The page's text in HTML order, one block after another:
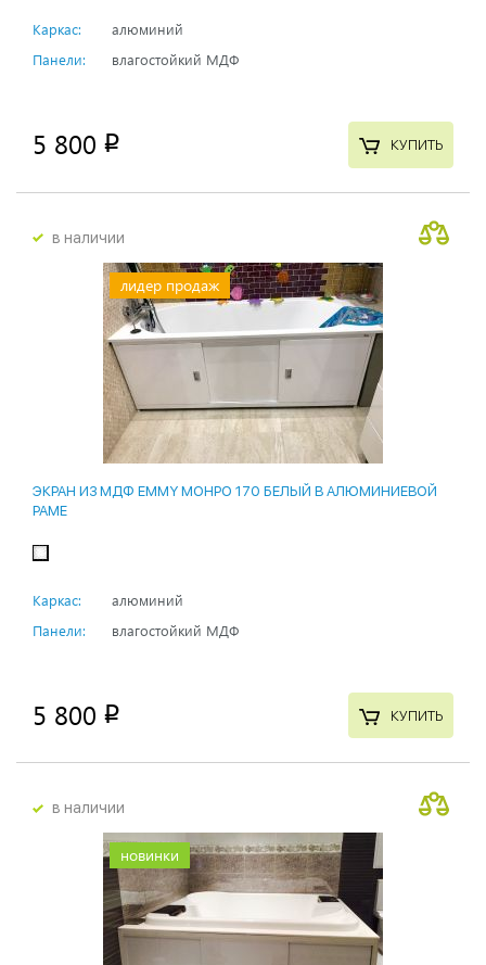
Каркас:
алюминий
Панели:
влагостойкий МДФ
5 800 p КУПИТЬ
в наличии
лидер продаж
ЭКРАН ИЗ МДФ EMMY МОНРО 170 БЕЛЫЙ В АЛЮМИНИЕВОЙ
РАМЕ
Каркас:
алюминий
Панели:
влагостойкий МДФ
5 800 p КУПИТЬ
в наличии
новинки